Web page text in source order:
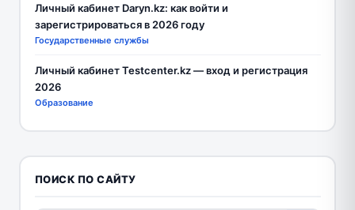
Личный кабинет Daryn.kz: как войти и
зарегистрироваться в 2026 году
Государственные службы
Личный кабинет Testcenter.kz — вход и регистрация
2026
Образование
ПОИСК ПО САЙТУ